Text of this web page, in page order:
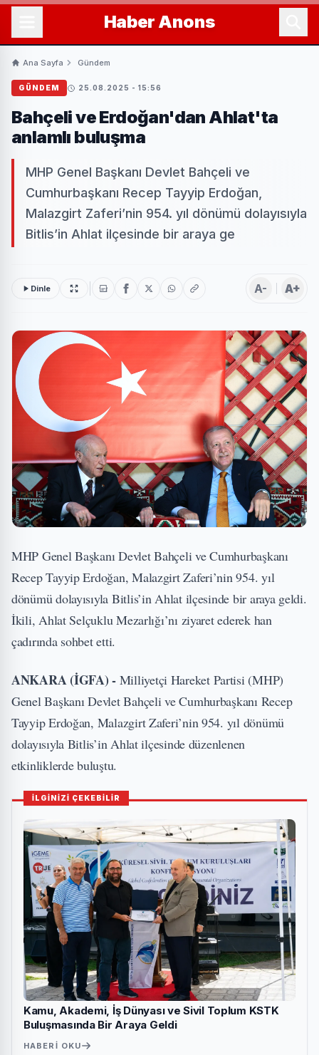
Haber Anons
Ana Sayfa Gündem
GÜNDEM 25.08.2025 - 15:56
Bahçeli ve Erdoğan'dan Ahlat'ta
anlamlı buluşma
MHP Genel Başkanı Devlet Bahçeli ve
Cumhurbaşkanı Recep Tayyip Erdoğan,
Malazgirt Zaferi’nin 954. yıl dönümü dolayısıyla
Bitlis’in Ahlat ilçesinde bir araya ge
Dinle A- A+
MHP Genel Başkanı Devlet Bahçeli ve Cumhurbaşkanı
Recep Tayyip Erdoğan, Malazgirt Zaferi’nin 954. yıl
dönümü dolayısıyla Bitlis’in Ahlat ilçesinde bir araya geldi.
İkili, Ahlat Selçuklu Mezarlığı’nı ziyaret ederek han
çadırında sohbet etti.
ANKARA (İGFA) - Milliyetçi Hareket Partisi (MHP)
Genel Başkanı Devlet Bahçeli ve Cumhurbaşkanı Recep
Tayyip Erdoğan, Malazgirt Zaferi’nin 954. yıl dönümü
dolayısıyla Bitlis’in Ahlat ilçesinde düzenlenen
etkinliklerde buluştu.
İLGİNİZİ ÇEKEBİLİR
Kamu, Akademi, İş Dünyası ve Sivil Toplum KSTK
Buluşmasında Bir Araya Geldi
HABERI OKU